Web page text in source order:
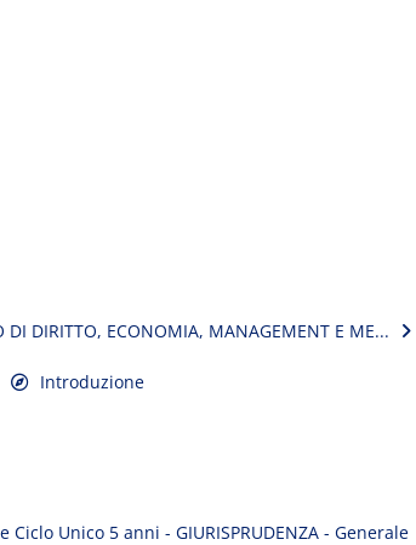
DI DIRITTO, ECONOMIA, MANAGEMENT E ME...
Introduzione
Ciclo Unico 5 anni - GIURISPRUDENZA - Generale